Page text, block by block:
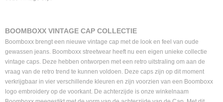
BOOMBOXX VINTAGE CAP COLLECTIE
Boomboxx brengt een nieuwe vintage cap met de look en feel van oude
gewassen jeans. Boomboxx streetwear heeft nu een eigen unieke collectie
vintage caps. Deze hebben ontworpen met een retro uitstraling om aan de
vraag van de retro trend te kunnen voldoen. Deze caps zijn op dit moment
verkrijgbaar in vier verschillende kleuren en zijn voorzien van een Boomboxx
logo embroidery op de voorkant. De achterzijde is onze winkelnaam